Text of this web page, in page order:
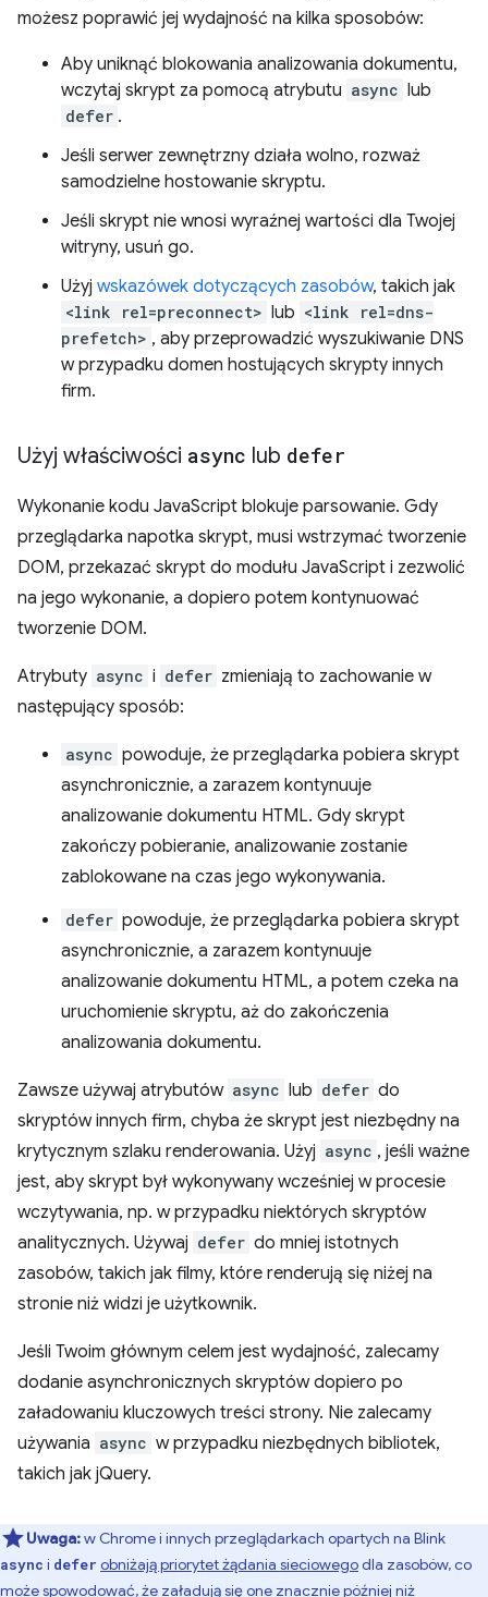
możesz poprawić jej wydajność na kilka sposobów:
Aby uniknąć blokowania analizowania dokumentu,
wczytaj skrypt za pomocą atrybutu async lub
defer .
Jeśli serwer zewnętrzny działa wolno, rozważ
samodzielne hostowanie skryptu.
Jeśli skrypt nie wnosi wyraźnej wartości dla Twojej
witryny, usuń go.
Użyj wskazówek dotyczących zasobów, takich jak
<link rel=preconnect> lub <link rel=dns-
prefetch> , aby przeprowadzić wyszukiwanie DNS
w przypadku domen hostujących skrypty innych
firm.
Użyj właściwości async lub defer
Wykonanie kodu JavaScript blokuje parsowanie. Gdy
przeglądarka napotka skrypt, musi wstrzymać tworzenie
DOM, przekazać skrypt do modułu JavaScript i zezwolić
na jego wykonanie, a dopiero potem kontynuować
tworzenie DOM.
Atrybuty async i defer zmieniają to zachowanie w
następujący sposób:
async powoduje, że przeglądarka pobiera skrypt
asynchronicznie, a zarazem kontynuuje
analizowanie dokumentu HTML. Gdy skrypt
zakończy pobieranie, analizowanie zostanie
zablokowane na czas jego wykonywania.
defer powoduje, że przeglądarka pobiera skrypt
asynchronicznie, a zarazem kontynuuje
analizowanie dokumentu HTML, a potem czeka na
uruchomienie skryptu, aż do zakończenia
analizowania dokumentu.
Zawsze używaj atrybutów async lub defer do
skryptów innych firm, chyba że skrypt jest niezbędny na
krytycznym szlaku renderowania. Użyj async , jeśli ważne
jest, aby skrypt był wykonywany wcześniej w procesie
wczytywania, np. w przypadku niektórych skryptów
analitycznych. Używaj defer do mniej istotnych
zasobów, takich jak filmy, które renderują się niżej na
stronie niż widzi je użytkownik.
Jeśli Twoim głównym celem jest wydajność, zalecamy
dodanie asynchronicznych skryptów dopiero po
załadowaniu kluczowych treści strony. Nie zalecamy
używania async w przypadku niezbędnych bibliotek,
takich jak jQuery.
Uwaga:w Chrome i innych przeglądarkach opartych na Blink
async i defer obniżają priorytet żądania sieciowegodla zasobów, co
może spowodować, że załadują się one znacznie później niż